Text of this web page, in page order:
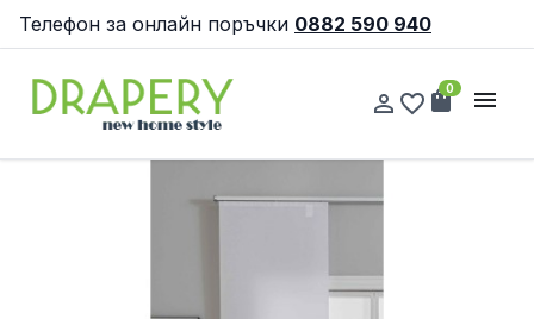
Телефон за онлайн поръчки 0882 590 940
person_outline favorite_border shopping_bag
0 menu